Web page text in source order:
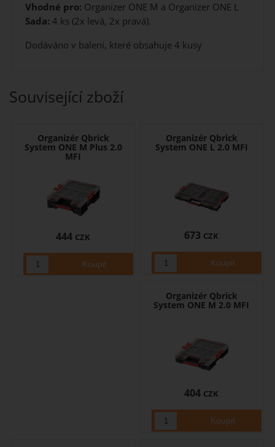
Vhodné pro: Organizer ONE M a Organizer ONE L
Sada: 4 ks (2x levá, 2x pravá).
Dodáváno v balení, které obsahuje 4 kusy
Související zboží
Organizér Qbrick
System ONE M Plus 2.0
MFI
444 CZK
Organizér Qbrick
System ONE L 2.0 MFI
673 CZK
Organizér Qbrick
System ONE M 2.0 MFI
404 CZK